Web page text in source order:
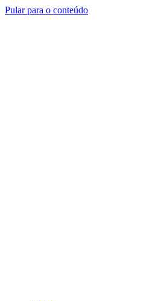
Pular para o conteúdo